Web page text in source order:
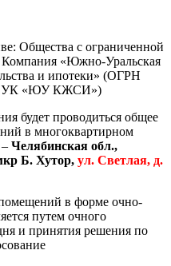
Общества с ограниченной
Компания «Южно-Уральская
и ипотеки» (ОГРН
УК «ЮУ КЖСИ»)
будет проводиться общее
в многоквартирном
Челябинская обл.,
Б. Хутор, ул. Светлая, д.
в форме очно-
путем очного
и принятия решения по